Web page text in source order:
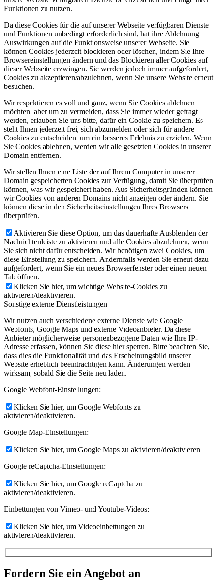
Funktionen zu nutzen.
Da diese Cookies für die auf unserer Webseite verfügbaren Dienste
und Funktionen unbedingt erforderlich sind, hat ihre Ablehnung
Auswirkungen auf die Funktionsweise unserer Webseite. Sie
können Cookies jederzeit blockieren oder löschen, indem Sie Ihre
Browsereinstellungen ändern und das Blockieren aller Cookies auf
dieser Webseite erzwingen. Sie werden jedoch immer aufgefordert,
Cookies zu akzeptieren/abzulehnen, wenn Sie unsere Website erneut
besuchen.
Wir respektieren es voll und ganz, wenn Sie Cookies ablehnen
möchten, aber um zu vermeiden, dass Sie immer wieder gefragt
werden, erlauben Sie uns bitte, dafür ein Cookie zu speichern. Es
steht Ihnen jederzeit frei, sich abzumelden oder sich für andere
Cookies zu entscheiden, um ein besseres Erlebnis zu erzielen. Wenn
Sie Cookies ablehnen, werden wir alle gesetzten Cookies in unserer
Domain entfernen.
Wir stellen Ihnen eine Liste der auf Ihrem Computer in unserer
Domain gespeicherten Cookies zur Verfügung, damit Sie überprüfen
können, was wir gespeichert haben. Aus Sicherheitsgründen können
wir Cookies von anderen Domains nicht anzeigen oder ändern. Sie
können diese in den Sicherheitseinstellungen Ihres Browsers
überprüfen.
Aktivieren Sie diese Option, um das dauerhafte Ausblenden der
Nachrichtenleiste zu aktivieren und alle Cookies abzulehnen, wenn
Sie sich nicht dafür entscheiden. Wir benötigen zwei Cookies, um
diese Einstellung zu speichern. Andernfalls werden Sie erneut dazu
aufgefordert, wenn Sie ein neues Browserfenster oder einen neuen
Tab öffnen.
Klicken Sie hier, um wichtige Website-Cookies zu
aktivieren/deaktivieren.
Sonstige externe Dienstleistungen
Wir nutzen auch verschiedene externe Dienste wie Google
Webfonts, Google Maps und externe Videoanbieter. Da diese
Anbieter möglicherweise personenbezogene Daten wie Ihre IP-
Adresse erfassen, können Sie diese hier sperren. Bitte beachten Sie,
dass dies die Funktionalität und das Erscheinungsbild unserer
Website erheblich beeinträchtigen kann. Änderungen werden
wirksam, sobald Sie die Seite neu laden.
Google Webfont-Einstellungen:
Klicken Sie hier, um Google Webfonts zu
aktivieren/deaktivieren.
Google Map-Einstellungen:
Klicken Sie hier, um Google Maps zu aktivieren/deaktivieren.
Google reCaptcha-Einstellungen:
Klicken Sie hier, um Google reCaptcha zu
aktivieren/deaktivieren.
Einbettungen von Vimeo- und Youtube-Videos:
Klicken Sie hier, um Videoeinbettungen zu
aktivieren/deaktivieren.
Fordern Sie ein Angebot an